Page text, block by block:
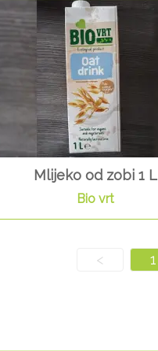
Mlijeko od zobi 1 L
Bio vrt
< 1